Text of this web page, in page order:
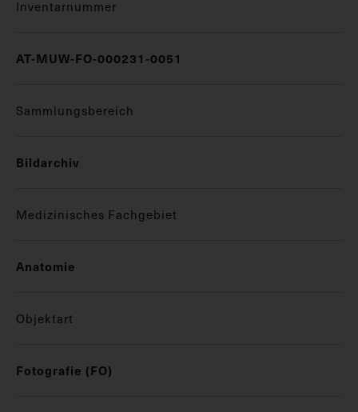
Inventarnummer
AT-MUW-FO-000231-0051
Sammlungsbereich
Bildarchiv
Medizinisches Fachgebiet
Anatomie
Objektart
Fotografie (FO)